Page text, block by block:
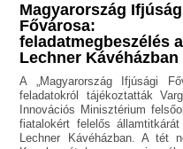
Magyarország
Fővárosa:
feladatmegbeszélés a
Lechner Kávéházban
A „Magyarország Ifjúsági
feladatokról tájékoztatták
Innovációs Minisztérium
fiatalokért felelős
Lechner Kávéházban. A tét